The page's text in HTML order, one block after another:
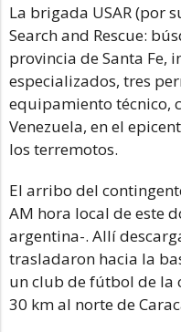
La brigada USAR (por
Search and Rescue:
provincia de Santa Fe,
especializados, tres
equipamiento técnico,
Venezuela, en el
los terremotos.
El arribo del
AM hora local de este
argentina-. Allí
trasladaron hacia la
un club de fútbol de la
30 km al norte de